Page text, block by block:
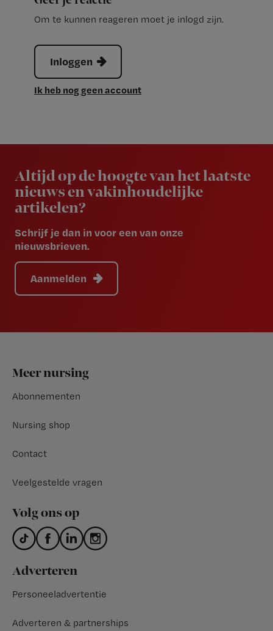
Om te kunnen reageren moet je inlogd zijn.
Inloggen
Ik heb nog geen account
Altijd op de hoogte van het laatste
nieuws en vakinhoudelijke
artikelen?
Schrijf je dan in voor een van onze
nieuwsbrieven.
Aanmelden
Footer
Meer nursing
Abonnementen
Nursing shop
Contact
Veelgestelde vragen
Volg ons op
Adverteren
Personeeladvertentie
Adverteren & partnerships